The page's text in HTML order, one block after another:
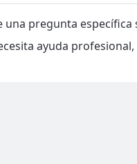
una pregunta específica
ayuda profesional,